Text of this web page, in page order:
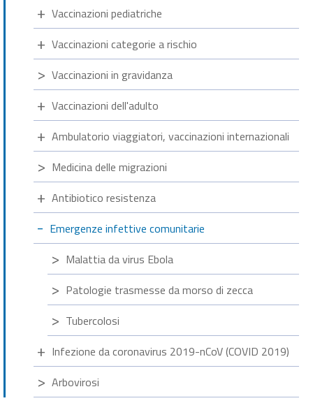
Vaccinazioni pediatriche
Vaccinazioni categorie a rischio
Vaccinazioni in gravidanza
Vaccinazioni dell'adulto
Ambulatorio viaggiatori, vaccinazioni internazionali
Medicina delle migrazioni
Antibiotico resistenza
Emergenze infettive comunitarie
Malattia da virus Ebola
Patologie trasmesse da morso di zecca
Tubercolosi
Infezione da coronavirus 2019-nCoV (COVID 2019)
Arbovirosi